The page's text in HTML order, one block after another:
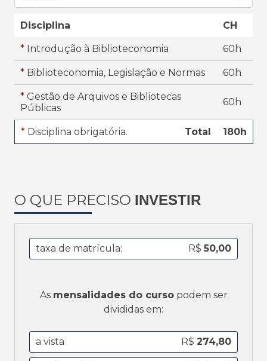
Disciplina CH
* Introdução à Biblioteconomia 60h
* Biblioteconomia, Legislação e Normas 60h
* Gestão de Arquivos e Bibliotecas
Públicas
60h
* Disciplina obrigatória. Total 180h
O QUE PRECISO INVESTIR
taxa de matrícula: R$ 50,00
As mensalidades do cursopodem ser
divididas em:
a vista R$ 274,80